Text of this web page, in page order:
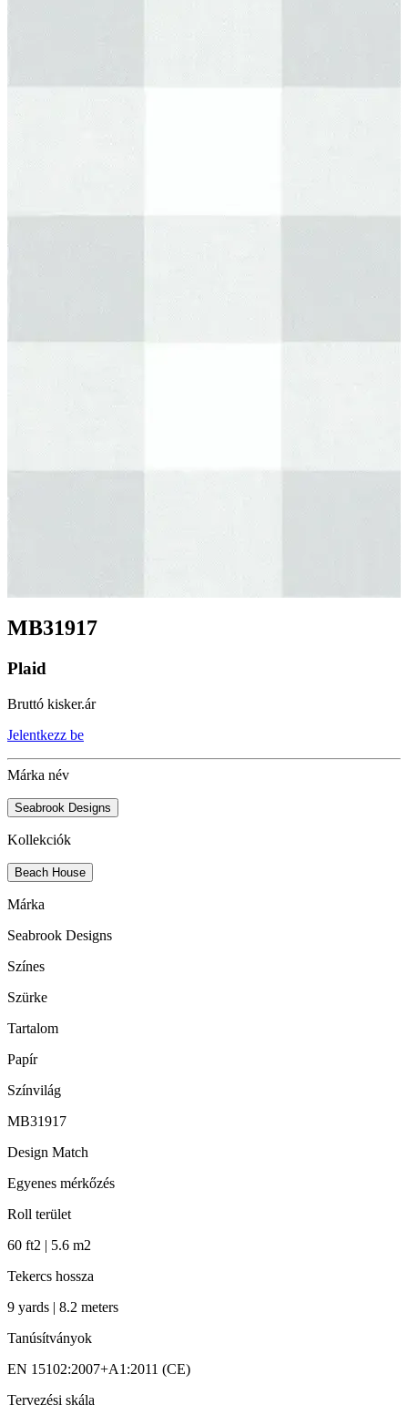
MB31917
Plaid
Bruttó kisker.ár
Jelentkezz be
Márka név
Seabrook Designs
Kollekciók
Beach House
Márka
Seabrook Designs
Színes
Szürke
Tartalom
Papír
Színvilág
MB31917
Design Match
Egyenes mérkőzés
Roll terület
60 ft2 | 5.6 m2
Tekercs hossza
9 yards | 8.2 meters
Tanúsítványok
EN 15102:2007+A1:2011 (CE)
Tervezési skála